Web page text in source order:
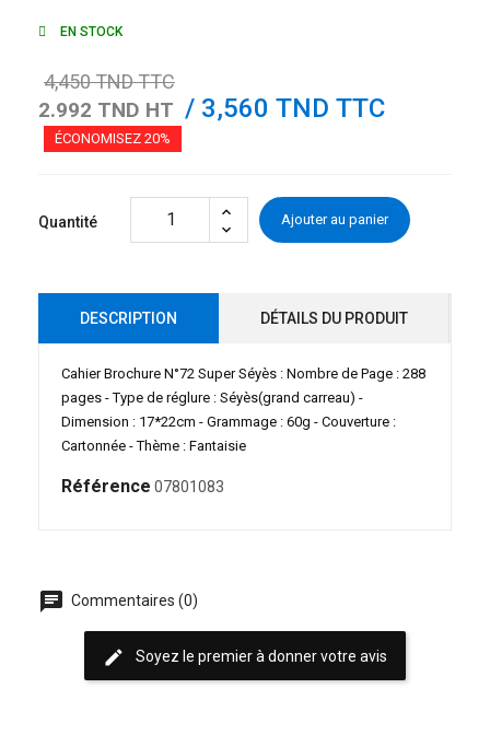
EN STOCK
4,450 TND TTC
2.992 TND HT / 3,560 TND TTC
ÉCONOMISEZ 20%
Quantité Ajouter au panier
DESCRIPTION DÉTAILS DU PRODUIT
Cahier Brochure N°72 Super Séyès : Nombre de Page : 288
pages - Type de réglure : Séyès(grand carreau) -
Dimension : 17*22cm - Grammage : 60g - Couverture :
Cartonnée - Thème : Fantaisie
Référence 07801083
chat Commentaires (0)
edit Soyez le premier à donner votre avis